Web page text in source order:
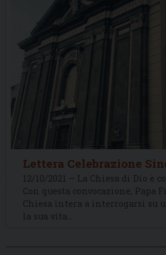
Lettera Celebrazione
12/10/2021 – La Chiesa di Dio è
Con questa convocazione, Papa
Chiesa intera a interrogarsi su
la sua vita…